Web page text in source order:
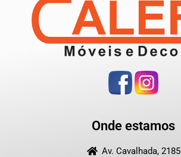
Onde estamos
Av. Cavalhada, 2185